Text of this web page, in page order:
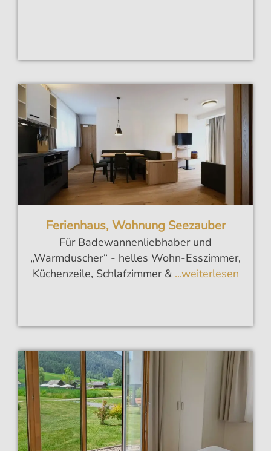
Ferienhaus, Wohnung Seezauber
Für Badewannenliebhaber und
„Warmduscher“ - helles Wohn-Esszimmer,
Küchenzeile, Schlafzimmer &...weiterlesen